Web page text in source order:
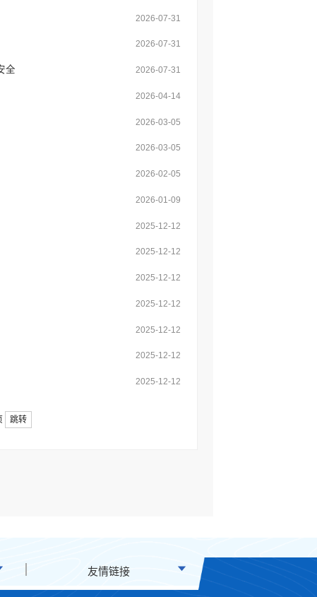
2026-07-31
2026-07-31
全 2026-07-31
2026-04-14
2026-03-05
2026-03-05
2026-02-05
2026-01-09
2025-12-12
2025-12-12
2025-12-12
2025-12-12
2025-12-12
2025-12-12
2025-12-12
跳转
友情链接